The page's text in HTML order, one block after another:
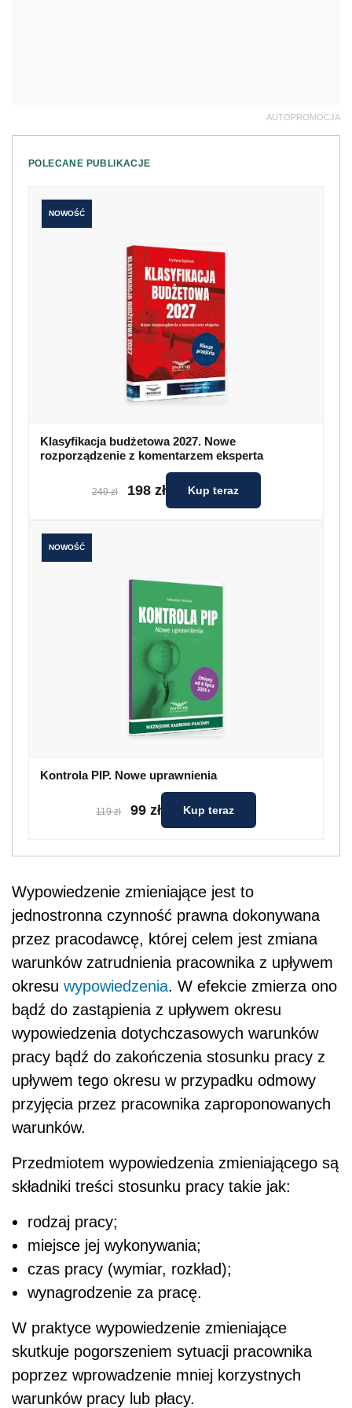
AUTOPROMOCJA
POLECANE PUBLIKACJE
NOWOŚĆ
Klasyfikacja budżetowa 2027. Nowe
rozporządzenie z komentarzem eksperta
249 zł 198 zł Kup teraz
NOWOŚĆ
Kontrola PIP. Nowe uprawnienia
119 zł 99 zł Kup teraz
Wypowiedzenie zmieniające jest to
jednostronna czynność prawna dokonywana
przez pracodawcę, której celem jest zmiana
warunków zatrudnienia pracownika z upływem
okresu wypowiedzenia. W efekcie zmierza ono
bądź do zastąpienia z upływem okresu
wypowiedzenia dotychczasowych warunków
pracy bądź do zakończenia stosunku pracy z
upływem tego okresu w przypadku odmowy
przyjęcia przez pracownika zaproponowanych
warunków.
Przedmiotem wypowiedzenia zmieniającego są
składniki treści stosunku pracy takie jak:
rodzaj pracy;
miejsce jej wykonywania;
czas pracy (wymiar, rozkład);
wynagrodzenie za pracę.
W praktyce wypowiedzenie zmieniające
skutkuje pogorszeniem sytuacji pracownika
poprzez wprowadzenie mniej korzystnych
warunków pracy lub płacy.